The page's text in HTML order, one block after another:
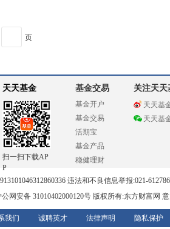
页
天天基金
扫一扫下载AP
P
基金交易
基金开户
基金交易
活期宝
基金产品
稳健理财
关注天天
天天基
天天基
违法和不良信息举报:021-
公网安备 31010402000120号版权所有:东方财富网
我们 诚聘英才 法律声明 隐私保护